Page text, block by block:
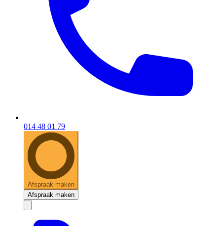
014 48 01 79
Afspraak maken
Afspraak maken